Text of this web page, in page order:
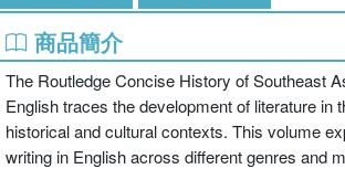
商品簡介
The Routledge Concise History of Southeast
English traces the development of literature in
historical and cultural contexts. This volume
writing in English across different genres and